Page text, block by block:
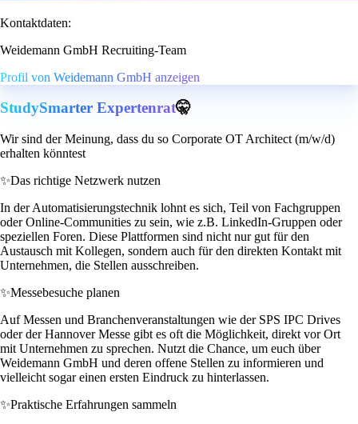
Kontaktdaten:
Weidemann GmbH Recruiting-Team
Profil von Weidemann GmbH anzeigen
StudySmarter Expertenrat🤫
Wir sind der Meinung, dass du so Corporate OT Architect (m/w/d)
erhalten könntest
✨Das richtige Netzwerk nutzen
In der Automatisierungstechnik lohnt es sich, Teil von Fachgruppen
oder Online-Communities zu sein, wie z.B. LinkedIn-Gruppen oder
speziellen Foren. Diese Plattformen sind nicht nur gut für den
Austausch mit Kollegen, sondern auch für den direkten Kontakt mit
Unternehmen, die Stellen ausschreiben.
✨Messebesuche planen
Auf Messen und Branchenveranstaltungen wie der SPS IPC Drives
oder der Hannover Messe gibt es oft die Möglichkeit, direkt vor Ort
mit Unternehmen zu sprechen. Nutzt die Chance, um euch über
Weidemann GmbH und deren offene Stellen zu informieren und
vielleicht sogar einen ersten Eindruck zu hinterlassen.
✨Praktische Erfahrungen sammeln